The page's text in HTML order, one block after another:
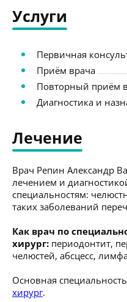
Услуги
Первичная
Приём врача
Повторный приём
Диагностика и
Лечение
Врач Репин Александр
лечением и
специальностям:
таких заболеваний
Как врач по
хирург: периодонтит,
челюстей, абсцесс,
Основная
хирург.